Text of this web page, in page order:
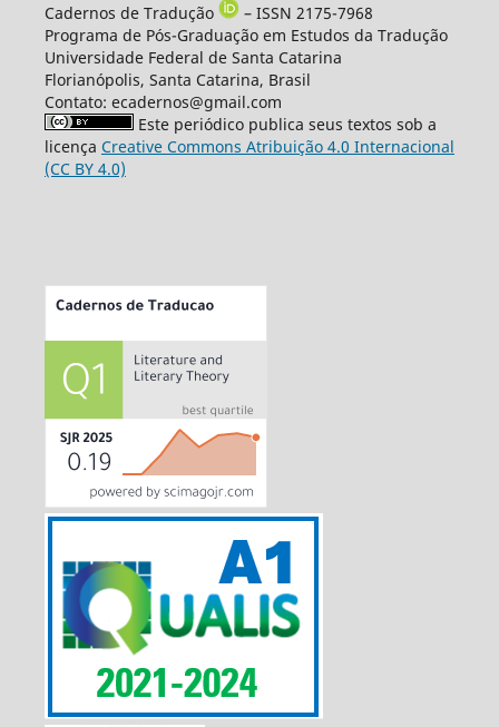
Cadernos de Tradução
– ISSN 2175-7968
Programa de Pós-Graduação em Estudos da Tradução
Universidade Federal de Santa Catarina
Florianópolis, Santa Catarina, Brasil
Contato: ecadernos@gmail.com
Este periódico publica seus textos sob a
licença Creative Commons Atribuição 4.0 Internacional
(CC BY 4.0)